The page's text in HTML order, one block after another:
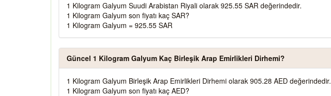
1 Kilogram Galyum Suudi Arabistan Riyali olarak 925.55 SAR değerindedir.
1 Kilogram Galyum son fiyatı kaç SAR?
1 Kilogram Galyum = 925.55 SAR
Güncel 1 Kilogram Galyum Kaç Birleşik Arap Emirlikleri Dirhemi?
1 Kilogram Galyum Birleşik Arap Emirlikleri Dirhemi olarak 905.28 AED değerindedir.
1 Kilogram Galyum son fiyatı kaç AED?